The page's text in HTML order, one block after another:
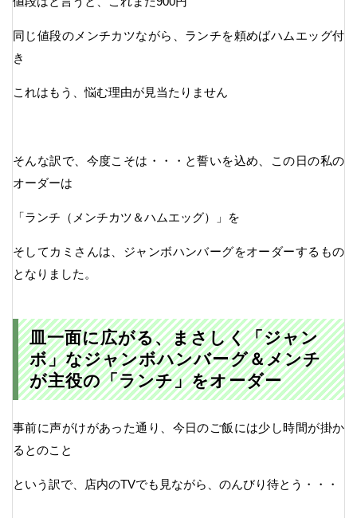
同じ値段のメンチカツながら、ランチを頼めばハムエッグ付
き
これはもう、悩む理由が見当たりません
そんな訳で、今度こそは・・・と誓いを込め、この日の私の
オーダーは
「ランチ（メンチカツ＆ハムエッグ）」を
そしてカミさんは、ジャンボハンバーグをオーダーするもの
となりました。
皿一面に広がる、まさしく「ジャン
ボ」なジャンボハンバーグ＆メンチ
が主役の「ランチ」をオーダー
事前に声がけがあった通り、今日のご飯には少し時間が掛か
るとのこと
という訳で、店内のTVでも見ながら、のんびり待とう・・・